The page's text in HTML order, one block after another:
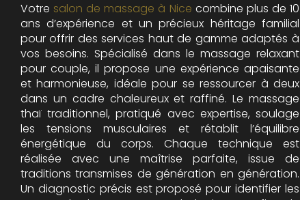
Votre salon de massage à Nice combine plus de 10
ans d’expérience et un précieux héritage familial
pour offrir des services haut de gamme adaptés à
vos besoins. Spécialisé dans le massage relaxant
pour couple, il propose une expérience apaisante
et harmonieuse, idéale pour se ressourcer à deux
dans un cadre chaleureux et raffiné. Le massage
thaï traditionnel, pratiqué avec expertise, soulage
les tensions musculaires et rétablit l’équilibre
énergétique du corps. Chaque technique est
réalisée avec une maîtrise parfaite, issue de
traditions transmises de génération en génération.
Un diagnostic précis est proposé pour identifier les